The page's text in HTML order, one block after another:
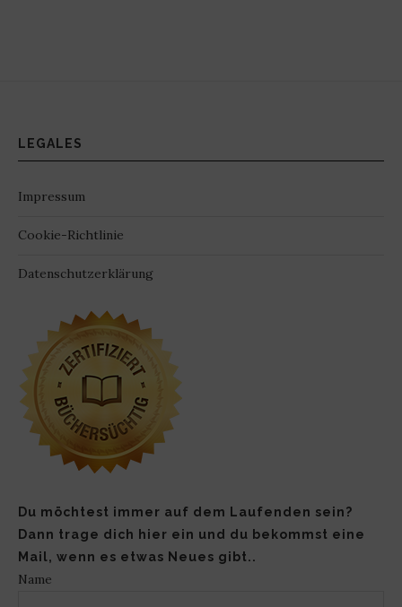
LEGALES
Impressum
Cookie-Richtlinie
Datenschutzerklärung
Du möchtest immer auf dem Laufenden sein?
Dann trage dich hier ein und du bekommst eine
Mail, wenn es etwas Neues gibt..
Name